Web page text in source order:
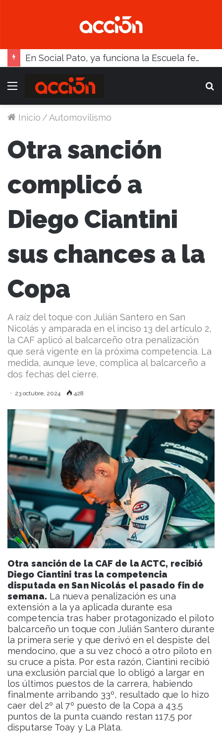
En Social Pato, ya funciona la Escuela femenina de paleta
Menú
Inicio /Automovilismo
Otra sanción
complicó a
Diego Ciantini
sus chances a la
Copa
A raíz del toque con Julián Santero en San
Nicolás y amparada en el inciso 13 del artículo 2,
la CAF aplicó al balcarceño otra penalización
que será vigente en la próxima competencia. La
medida, aunque leve, complica al balcarceño a
dos fechas del cierre.
23 octubre, 2024 428
Otra sanción de la CAF de la ACTC, recibió
Diego Ciantini tras la competencia
disputada en San Nicolás el pasado fin de
semana. La nueva penalización es una
extensión a la ya aplicada durante esa
competencia tras haber protagonizado el piloto
balcarceño un toque con Julián Santero durante
la primera serie y que derivó en el despiste del
mendocino, que a su vez chocó a otro piloto en
su cruce a pista. Por esta razón, Ciantini recibió
una exclusión parcial que lo obligó a largar en
los últimos puestos de la carrera, habiendo
finalmente arribando 33º, resultado que lo hizo
caer del 2º al 7º puesto de la Copa a 43,5
puntos de la punta cuando restan 117,5 por
disputarse Toay y La Plata.